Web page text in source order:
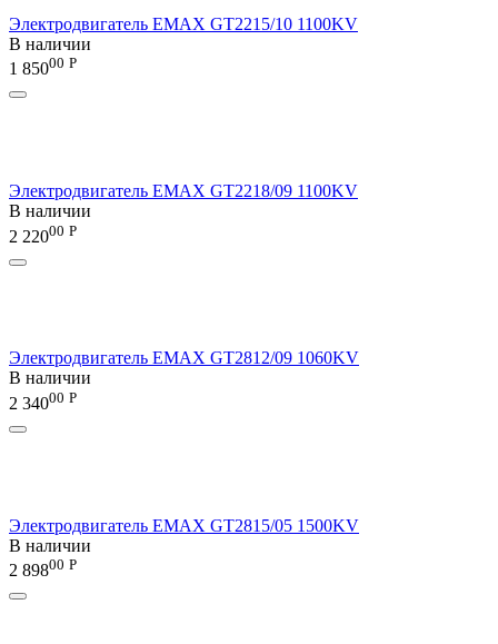
Электродвигатель EMAX GT2215/10 1100KV
В наличии
1 85000 Р
Электродвигатель EMAX GT2218/09 1100KV
В наличии
2 22000 Р
Электродвигатель EMAX GT2812/09 1060KV
В наличии
2 34000 Р
Электродвигатель EMAX GT2815/05 1500KV
В наличии
2 89800 Р